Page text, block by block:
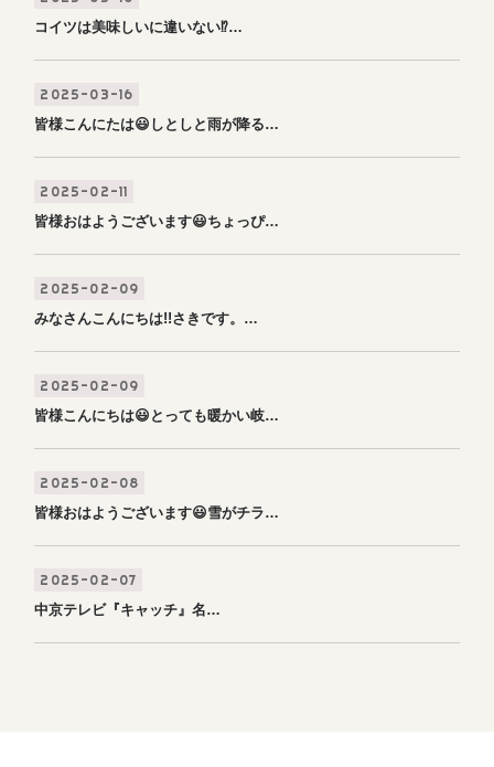
コイツは美味しいに違いない⁉️…
2025-03-16
皆様こんにたは😃しとしと雨が降る…
2025-02-11
皆様おはようございます😃ちょっぴ…
2025-02-09
みなさんこんにちは!!さきです。…
2025-02-09
皆様こんにちは😃とっても暖かい岐…
2025-02-08
皆様おはようございます😃雪がチラ…
2025-02-07
中京テレビ『キャッチ』名…